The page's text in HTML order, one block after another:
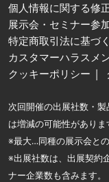
個人情報に関する修
展示会・セミナー参
特定商取引法に基づ
カスタマーハラスメ
クッキーポリシー
次回開催の出展社数・
は増減の可能性がありま
※最大…同種の展示会と
※出展社数は、出展契約
ナー企業数も含みます。